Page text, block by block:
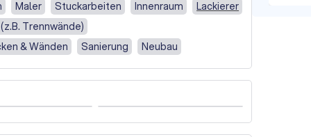
Rolllädensysteme, Terrassensysteme und
einem erfahrenen Maurer, Stahlbeton-,
qualifizierten Team sind wir Ihr
Service und Termintreue. Wir legen großen
Ziel ist es, Ihre Erwartungen zu übertreffen und
Maler Stuckarbeiten Innenraum
Lackierer
Trennwände)
& Wänden Sanierung Neubau